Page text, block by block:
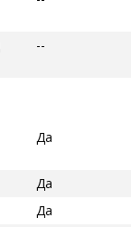
--
Да
Да
Да